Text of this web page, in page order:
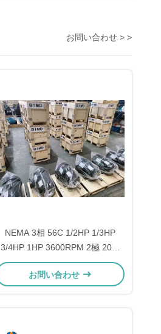
お問い合わせ > >
NEMA 3相 56C 1/2HP 1/3HP
3/4HP 1HP 3600RPM 2極 208-
230/460V 60HZ ACモーター 非同
期モーター 工業用
お問い合わせ